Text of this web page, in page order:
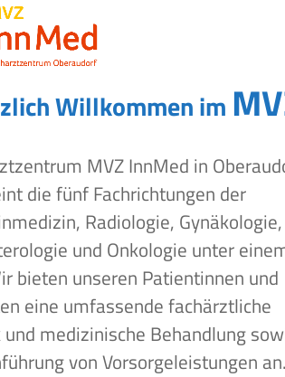
Willkommen im
MVZ InnMed in
die fünf Fachrichtungen der
Radiologie, Gynäkologie,
und Onkologie unter
bieten unseren Patientinnen und
eine umfassende fachärztliche
medizinische Behandlung
von Vorsorgeleistungen an.